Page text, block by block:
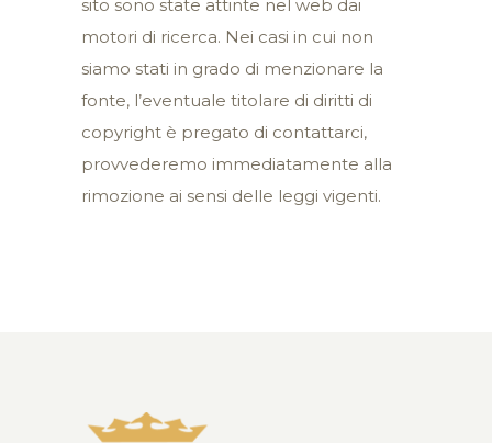
sito sono state attinte nel web dai
motori di ricerca. Nei casi in cui non
siamo stati in grado di menzionare la
fonte, l’eventuale titolare di diritti di
copyright è pregato di contattarci,
provvederemo immediatamente alla
rimozione ai sensi delle leggi vigenti.